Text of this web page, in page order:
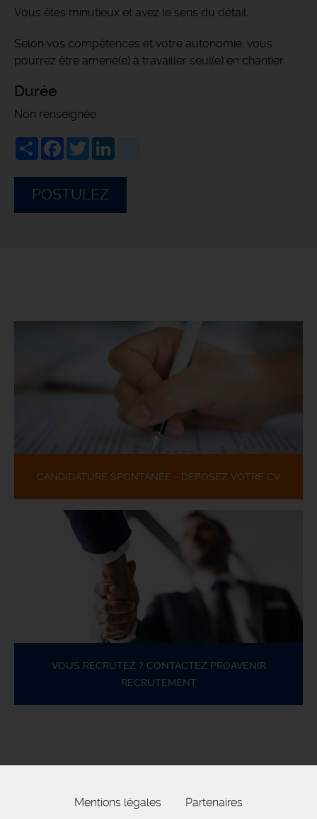
Vous êtes minutieux et avez le sens du détail.
Selon vos compétences et votre autonomie, vous
pourrez être amené(e) à travailler seul(e) en chantier
Durée
Non renseignée
ShareFacebook
Twitter
POSTULEZ
CANDIDATURE SPONTANÉE - DÉPOSEZ VOTRE CV
VOUS RECRUTEZ ? CONTACTEZ PROAVENIR
RECRUTEMENT
Mentions légales Partenaires